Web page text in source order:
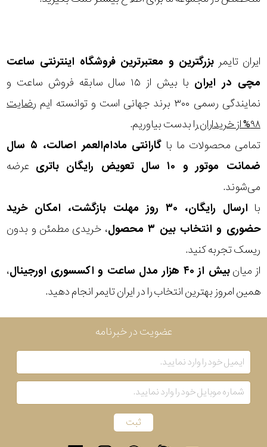
ایران تایمر بزرگترین و معتبرترین فروشگاه اینترنتی ساعت
مچی در ایران
با بیش از ۱۵ سال سابقه فروش ساعت و
نمایندگی رسمی ۳۰۰ برند جهانی است و توانسته ایم
رضایت
۹۸% از خریداران
را بدست بیاوریم.
تمامی محصولات ما با
گارانتی مادام‌العمر اصالت، ۵ سال
ضمانت موتور و ۱۰ سال تعویض رایگان باتری
عرضه
می‌شوند.
با
ارسال رایگان، ۳۰ روز مهلت بازگشت، امکان خرید
حضوری و انتخاب بین ۳ محصول
، خریدی مطمئن و بدون
ریسک تجربه کنید.
از میانبیش از ۴۰ هزار مدل ساعت و اکسسوری اورجینال
،
همین امروز بهترین انتخاب را در ایران تایمر انجام دهید.
عضویت در خبرنامه